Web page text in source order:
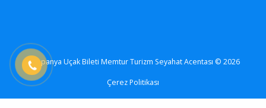
Kampanya Uçak Bileti Memtur Turizm Seyahat Acentası © 2026
Çerez Politikası